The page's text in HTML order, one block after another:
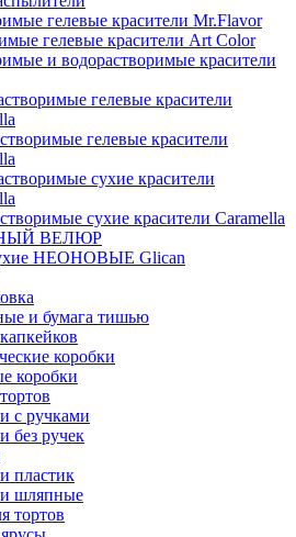
гелевые красители Mr.Flavor
гелевые красители Art Color
и водорастворимые красители
гелевые красители
гелевые красители
сухие красители
сухие красители Caramella
ВЕЛЮР
НЕОНОВЫЕ Glican
и бумага тишью
коробки
коробки
с ручками
без ручек
пластик
шляпные
тортов